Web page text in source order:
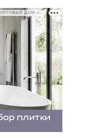
РЕКЛАМА • ООО СТРОИТЕЛЬНЫЙ ТОРГОВЫЙ ДОМ «ПЕТРОВИЧ». ИНН: 7802348846